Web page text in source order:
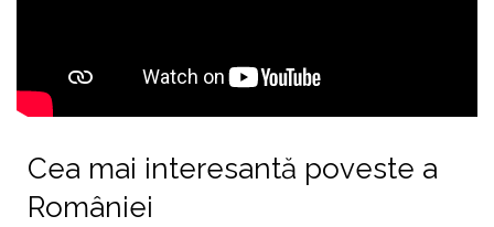
Cea mai interesantă poveste a
României